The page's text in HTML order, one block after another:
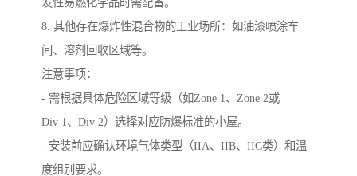
发性易燃化学品时需配备。
8. 其他存在爆炸性混合物的工业场所：如油漆喷涂车
间、溶剂回收区域等。
注意事项：
- 需根据具体危险区域等级（如Zone 1、Zone 2或
Div 1、Div 2）选择对应防爆标准的小屋。
- 安装前应确认环境气体类型（IIA、IIB、IIC类）和温
度组别要求。